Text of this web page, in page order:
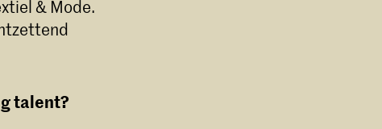
& Mode.
talent?